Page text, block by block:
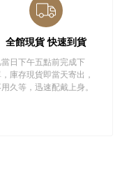
全館現貨 快速到貨
當日下午五點前完成下
庫存現貨即當天寄出，
久等，迅速配戴上身。